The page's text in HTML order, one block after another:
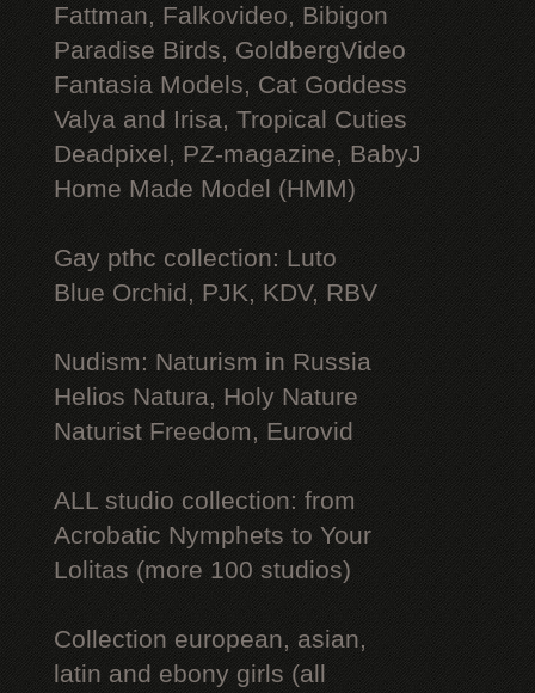
Fattman, Falkovideo, Bibigon
Paradise Birds, GoldbergVideo
Fantasia Models, Cat Goddess
Valya and Irisa, Tropical Cuties
Deadpixel, PZ-magazine, BabyJ
Home Made Model (HMM)
Gay рthс collection: Luto
Blue Orchid, PJK, KDV, RBV
Nudism: Naturism in Russia
Helios Natura, Holy Nature
Naturist Freedom, Eurovid
ALL studio collection: from
Acrobatic Nymрhеts to Your
Lоlitаs (more 100 studios)
Collection european, asian,
latin and ebony girls (all